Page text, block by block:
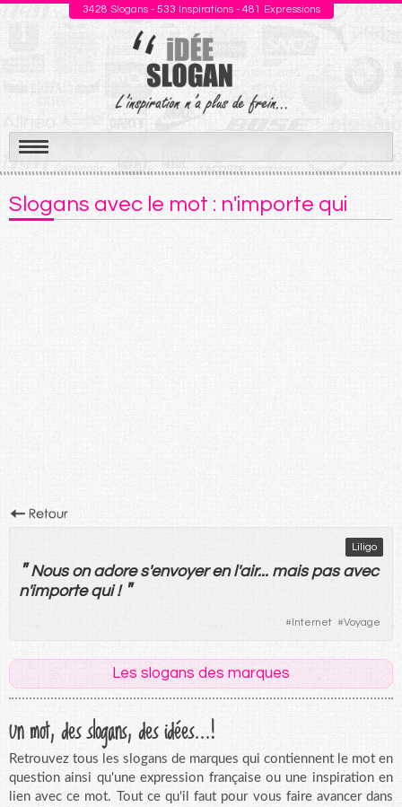
3428 Slogans - 533 Inspirations - 481 Expressions
Aller
au
contenu
Slogans avec le mot : n'importe qui
Liligo
" Nous on adores'envoyer enl'air... mais pas avec
n'importe qui ! "
#Internet #Voyage
Les slogans des marques
Un mot, des slogans, des idées...!
Retrouvez tous les slogans de marques qui contiennent le mot en
question ainsi qu'une expression française ou une inspiration en
lien avec ce mot. Tout ce qu'il faut pour vous faire avancer dans